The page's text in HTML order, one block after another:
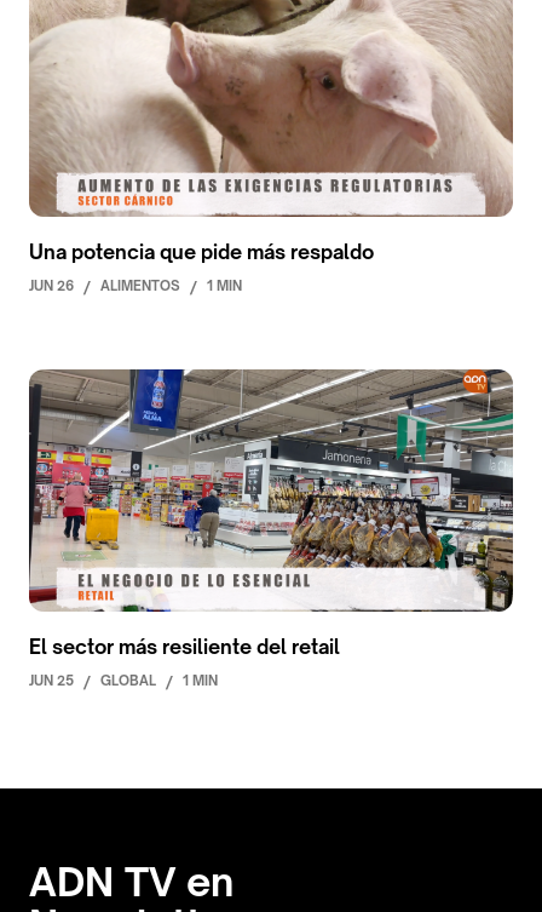
Una potencia que pide más respaldo
JUN 26 / ALIMENTOS / 1 MIN
El sector más resiliente del retail
JUN 25 / GLOBAL / 1 MIN
ADN TV en